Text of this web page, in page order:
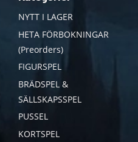
NYTT I LAGER
HETA FÖRBOKNINGAR
(Preorders)
FIGURSPEL
BRÄDSPEL &
SÄLLSKAPSSPEL
PUSSEL
KORTSPEL